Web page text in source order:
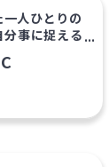
人ひとりの
事に捉える
ベーション
したい